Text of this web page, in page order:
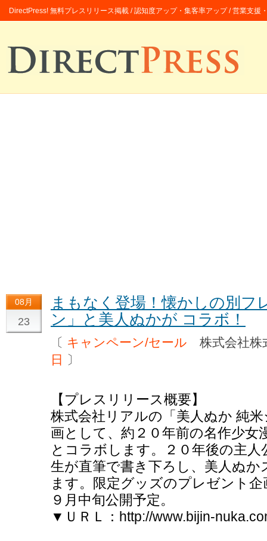
DirectPress! 無料プレスリリース掲載 / 認知度アップ・集客率アップ / 営業支援
08月
23
まもなく登場！懐かしの別フ
ン」と美人ぬかが コラボ！
〔 キャンペーン/セール 株式会社
日
〕
【プレスリリース概要】
株式会社リアルの「美人ぬか 純
画として、約２０年前の名作少女
とコラボします。２０年後の主
生が直筆で書き下ろし、美人ぬ
ます。限定グッズのプレゼント
９月中旬公開予定。
▼ＵＲＬ：http://www.bijin-